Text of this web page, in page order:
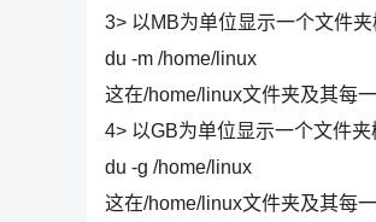
3> 以MB为单位显示一个文件
du -m /home/linux
这在/home/linux文件夹及其每
4> 以GB为单位显示一个文件
du -g /home/linux
这在/home/linux文件夹及其每